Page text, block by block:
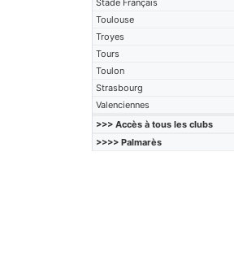
Stade Français
Toulouse
Troyes
Tours
Toulon
Strasbourg
Valenciennes
>>> Accès à tous les clubs
>>>> Palmarès